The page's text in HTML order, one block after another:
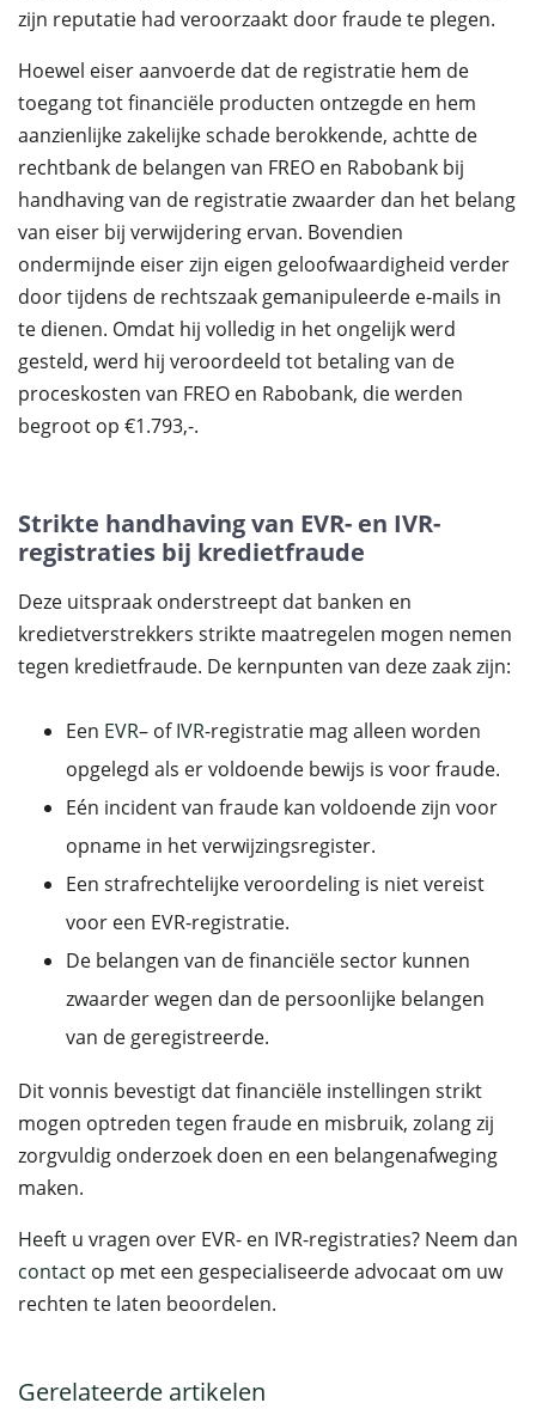
zijn reputatie had veroorzaakt door fraude te plegen.
Hoewel eiser aanvoerde dat de registratie hem de
toegang tot financiële producten ontzegde en hem
aanzienlijke zakelijke schade berokkende, achtte de
rechtbank de belangen van FREO en Rabobank bij
handhaving van de registratie zwaarder dan het belang
van eiser bij verwijdering ervan. Bovendien
ondermijnde eiser zijn eigen geloofwaardigheid verder
door tijdens de rechtszaak gemanipuleerde e-mails in
te dienen. Omdat hij volledig in het ongelijk werd
gesteld, werd hij veroordeeld tot betaling van de
proceskosten van FREO en Rabobank, die werden
begroot op €1.793,-.
Strikte handhaving van EVR- en IVR-
registraties bij kredietfraude
Deze uitspraak onderstreept dat banken en
kredietverstrekkers strikte maatregelen mogen nemen
tegen kredietfraude. De kernpunten van deze zaak zijn:
Een EVR– ofIVR-registratie mag alleen worden
opgelegd als er voldoende bewijs is voor fraude.
Eén incident van fraude kan voldoende zijn voor
opname in het verwijzingsregister.
Een strafrechtelijke veroordeling is niet vereist
voor een EVR-registratie.
De belangen van de financiële sector kunnen
zwaarder wegen dan de persoonlijke belangen
van de geregistreerde.
Dit vonnis bevestigt dat financiële instellingen strikt
mogen optreden tegen fraude en misbruik, zolang zij
zorgvuldig onderzoek doen en een belangenafweging
maken.
Heeft u vragen over EVR- en IVR-registraties? Neem dan
contact op met een gespecialiseerde advocaat om uw
rechten te laten beoordelen.
Gerelateerde artikelen